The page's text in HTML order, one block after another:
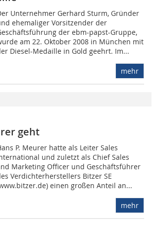
Unternehmer Gerhard Sturm, Gründer
ehemaliger Vorsitzender der
der ebm-papst-Gruppe,
am 22. Oktober 2008 in München mit
Diesel-Medaille in Gold geehrt. Im...
mehr
geht
P. Meurer hatte als Leiter Sales
und zuletzt als Chief Sales
Marketing Officer und Geschäftsführer
Verdichterherstellers Bitzer SE
einen großen Anteil an...
mehr